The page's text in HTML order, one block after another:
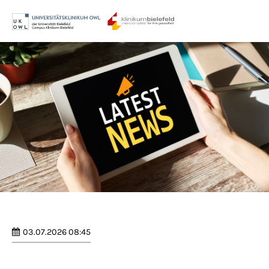
Login
Benutzername
Passwort
Anmelden
03.07.2026 08:45